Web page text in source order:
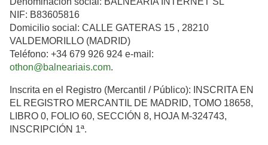
NIF: B83605816
Domicilio social: CALLE GATERAS 15 , 28210
VALDEMORILLO (MADRID)
Teléfono: +34 679 926 924 e-mail:
othon@balneariais.com.
Inscrita en el Registro (Mercantil / Público): INSCRITA EN
EL REGISTRO MERCANTIL DE MADRID, TOMO 18658,
LIBRO 0, FOLIO 60, SECCIÓN 8, HOJA M-324743,
INSCRIPCIÓN 1ª.